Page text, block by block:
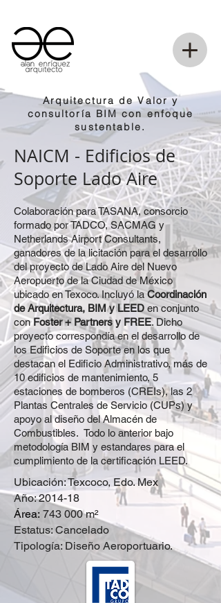
Arquitectura de Valor y
consultoría BIM con enfoque
sustentable.
NAICM - Edificios de
Soporte Lado Aire
Colaboración para TASANA, consorcio
formado por TADCO, SACMAG y
Netherlands Airport Consultants,
ganadores de la licitación para el desarrollo
del proyecto de Lado Aire del Nuevo
Aeropuerto de la Ciudad de México
ubicado en Texoco. Incluyó laCoordinación
de Arquitectura, BIM y LEED en conjunto
conFoster + Partners y FREE. Dicho
proyecto correspondía en el desarrollo de
los Edificios de Soporte en los que
destacan el Edificio Administrativo, más de
10 edificios de mantenimiento, 5
estaciones de bomberos (CREIs), las 2
Plantas Centrales de Servicio (CUPs) y
apoyo al diseño del Almacén de
Combustibles. Todo lo anterior bajo
metodología BIM y estandares para el
cumplimiento de la certificación LEED.
Ubicación: Texcoco, Edo. Mex
Año: 2014-18
Área: 743 000 m²
Estatus: Cancelado
Tipología: Diseño Aeroportuario.